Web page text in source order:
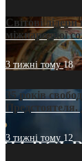
Світові
міжнародної
3 тижні тому18
35 років
3 тижні тому 12